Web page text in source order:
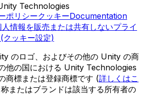
Technologies
ポリシークッキーDocumentation
情報を販売または共有しないプライ
クッキー設定)
のロゴ、およびその他の Unity の商
他の国における Unity Technologies
商標または登録商標です (詳しくはこ
またはブランドは該当する所有者の